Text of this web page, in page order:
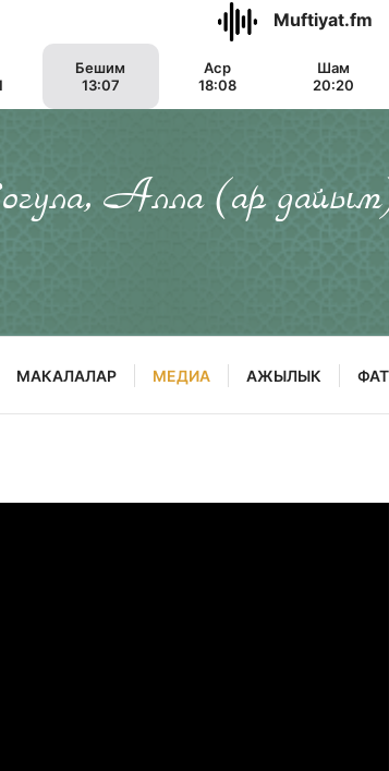
Muftiyat.fm
Бешим
13:07
Аср
18:08
Шам
20:20
Алла (ар
МАКАЛАЛАР МЕДИА АЖЫЛЫК